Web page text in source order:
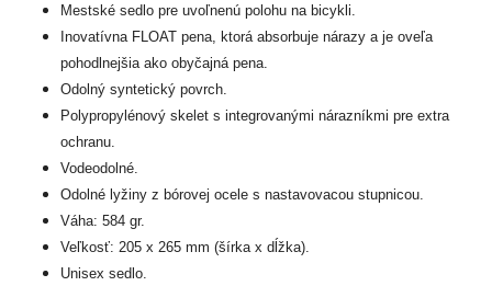
Mestské sedlo pre uvoľnenú polohu na bicykli.
Inovatívna FLOAT pena, ktorá absorbuje nárazy a je oveľa
pohodlnejšia ako obyčajná pena.
Odolný syntetický povrch.
Polypropylénový skelet s integrovanými nárazníkmi pre extra
ochranu.
Vodeodolné.
Odolné lyžiny z bórovej ocele s nastavovacou stupnicou.
Váha: 584 gr.
Veľkosť: 205 x 265 mm (šírka x dĺžka).
Unisex sedlo.